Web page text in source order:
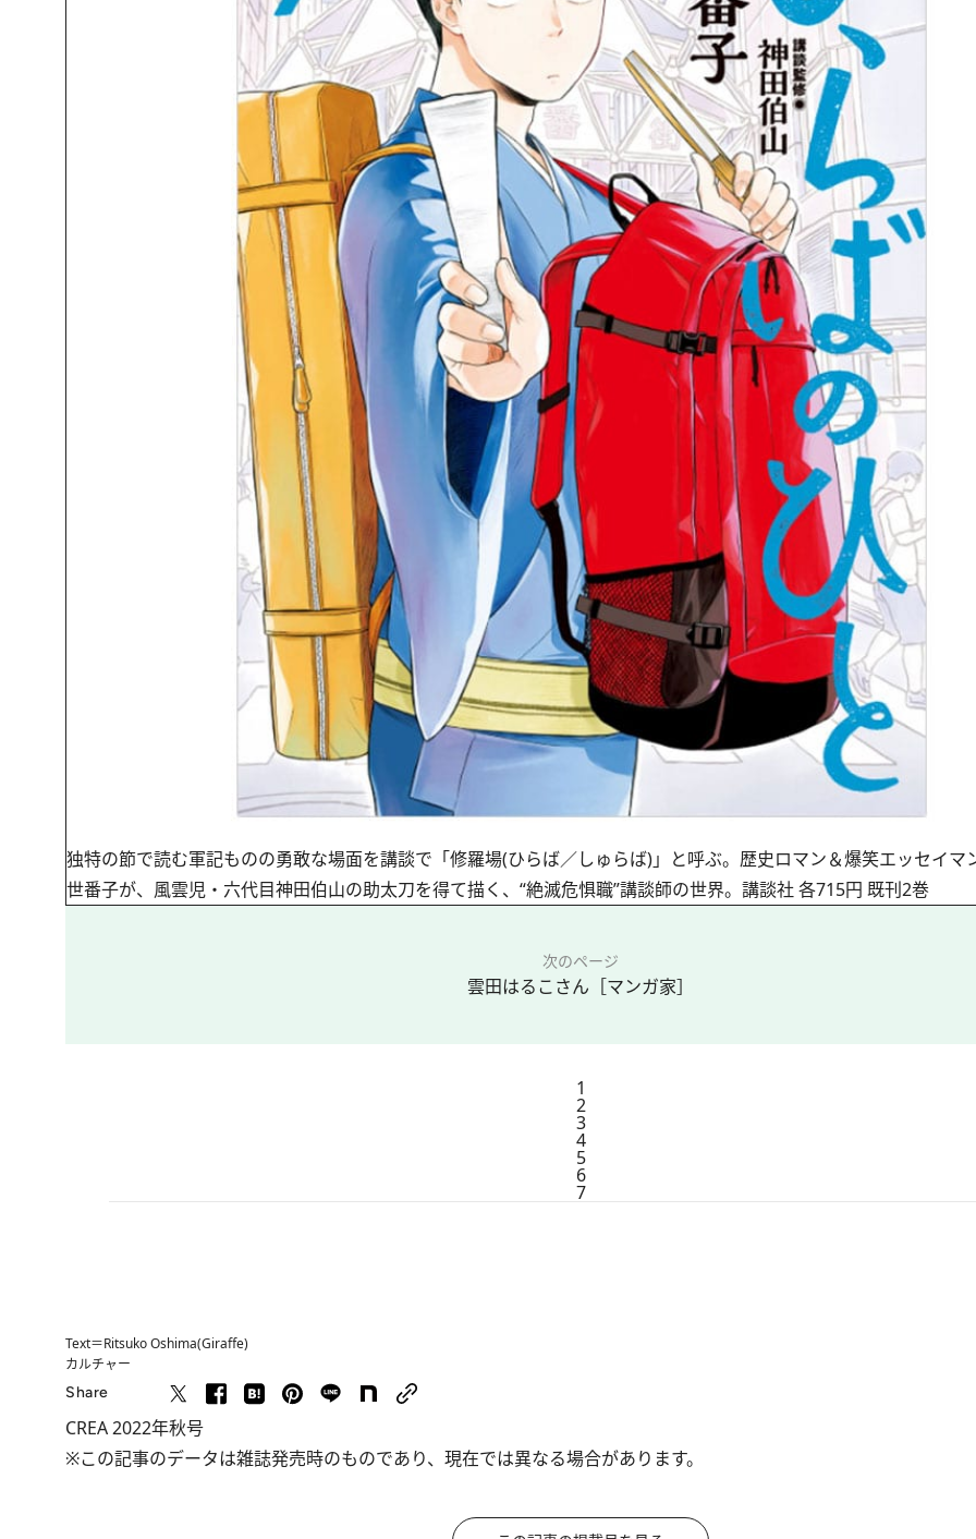
独特の節で読む軍記ものの勇敢な場面を講談で「修羅場(ひらば／しゅらば)」と呼ぶ。歴史ロマン＆爆笑エッセイマ
世番子が、風雲児・六代目神田伯山の助太刀を得て描く、“絶滅危惧職”講談師の世界。講談社 各715円 既刊2巻
次のページ
雲田はるこさん［マンガ家］
1
2
3
4
5
6
7
Text＝Ritsuko Oshima(Giraffe)
カルチャー
Share
CREA 2022年秋号
※この記事のデータは雑誌発売時のものであり、現在では異なる場合があります。